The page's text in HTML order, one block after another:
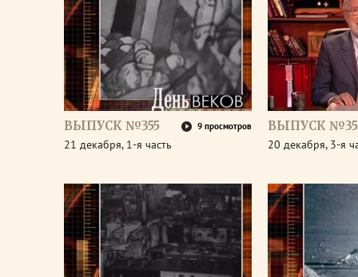
ВЫПУСК №355 9 просмотров
21 декабря, 1-я часть
ВЫПУСК
20 декабря, 3-я